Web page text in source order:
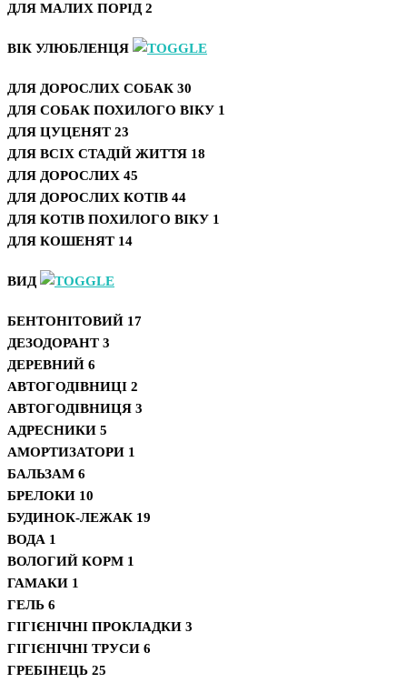
ДЛЯ МАЛИХ ПОРІД 2
ВІК УЛЮБЛЕНЦЯ
ДЛЯ ДОРОСЛИХ СОБАК 30
ДЛЯ СОБАК ПОХИЛОГО ВІКУ 1
ДЛЯ ЦУЦЕНЯТ 23
ДЛЯ ВСІХ СТАДІЙ ЖИТТЯ 18
ДЛЯ ДОРОСЛИХ 45
ДЛЯ ДОРОСЛИХ КОТІВ 44
ДЛЯ КОТІВ ПОХИЛОГО ВІКУ 1
ДЛЯ КОШЕНЯТ 14
ВИД
БЕНТОНІТОВИЙ 17
ДЕЗОДОРАНТ 3
ДЕРЕВНИЙ 6
АВТОГОДІВНИЦІ 2
АВТОГОДІВНИЦЯ 3
АДРЕСНИКИ 5
АМОРТИЗАТОРИ 1
БАЛЬЗАМ 6
БРЕЛОКИ 10
БУДИНОК-ЛЕЖАК 19
ВОДА 1
ВОЛОГИЙ КОРМ 1
ГАМАКИ 1
ГЕЛЬ 6
ГІГІЄНІЧНІ ПРОКЛАДКИ 3
ГІГІЄНІЧНІ ТРУСИ 6
ГРЕБІНЕЦЬ 25